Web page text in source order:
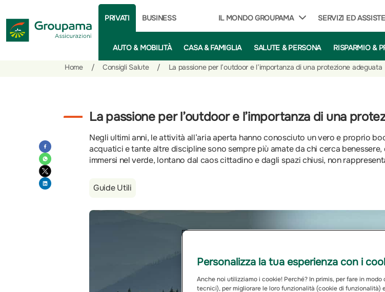
PRIVATI BUSINESS IL MONDO GROUPAMA SERVIZI ED
AUTO & MOBILITÀ CASA & FAMIGLIA SALUTE & PERSONA RISPARMIO &
Home / Consigli Salute / La passione per l’outdoor e l’importanza di una protezione adeguata
La passione per l’outdoor e l’importanza di una
Negli ultimi anni, le attività all’aria aperta hanno conosciuto un vero e proprio
acquatici e tante altre discipline sono sempre più amate da chi cerca
immersi nel verde, lontano dal caos cittadino e dagli spazi chiusi, non
Guide Utili
Personalizza la tua esperienza con i
Anche noi utilizziamo i cookie! Perché? In primis, per fare in
tecnici), per migliorare le loro funzionalità (cookie di funzionalità)